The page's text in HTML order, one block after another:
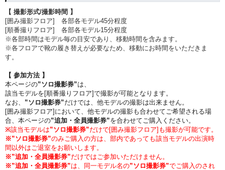
【 撮影形式/撮影時間 】
[囲み撮影フロア] 各部各モデル45分程度
[順番撮りフロア] 各部各モデル15分程度
※各部時間はモデル毎の目安であり、移動時間を含みます。
※各フロアで靴の履き替えが必要なため、移動にお時間をいただきま
す。
【 参加方法 】
本ページの”ソロ撮影券”は、
該当モデルを[順番撮りフロア]で撮影が可能となります。
なお、 ”ソロ撮影券”だけでは、他モデルの撮影は出来ません。
[囲み撮影フロア]において、他モデルの撮影も合わせてご希望される場
合、本ページの”追加・全員撮影券”を合わせてご購入ください。
※該当モデルは”ソロ撮影券”だけで[囲み撮影フロア]も撮影が可能です。
※”ソロ撮影券”のみご購入の方は、部内であっても該当モデルの出演時
間以外はご退室をお願いします。
※”追加・全員撮影券”だけではご参加いただけません。
※”追加・全員撮影券”は、同一モデル名の”ソロ撮影券”でご購入のされ